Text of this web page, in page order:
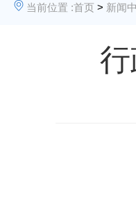
当前位置 :首页 > 新闻